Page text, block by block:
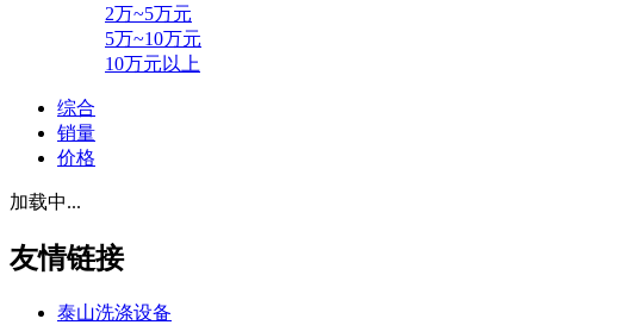
2万~5万元
5万~10万元
10万元以上
综合
销量
价格
加载中...
友情链接
泰山洗涤设备